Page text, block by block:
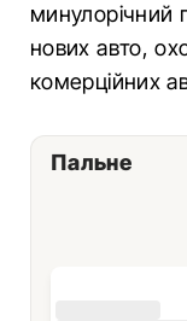
минулорічний
нових авто,
комерційних
Пальне